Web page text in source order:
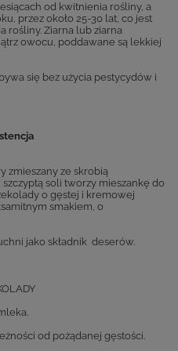
od kwitnienia rośliny, a
przez około 25-30 lat, co jest
rośliny. Ziarna lub ziarna
owocu, poddawane są lekkiej
się bez użycia pestycydów i
zmieszany ze skrobią
soli tworzy mieszankę do
o gęstej i kremowej
smakiem, o
jako składnik deserów.
od pożądanej gęstości.